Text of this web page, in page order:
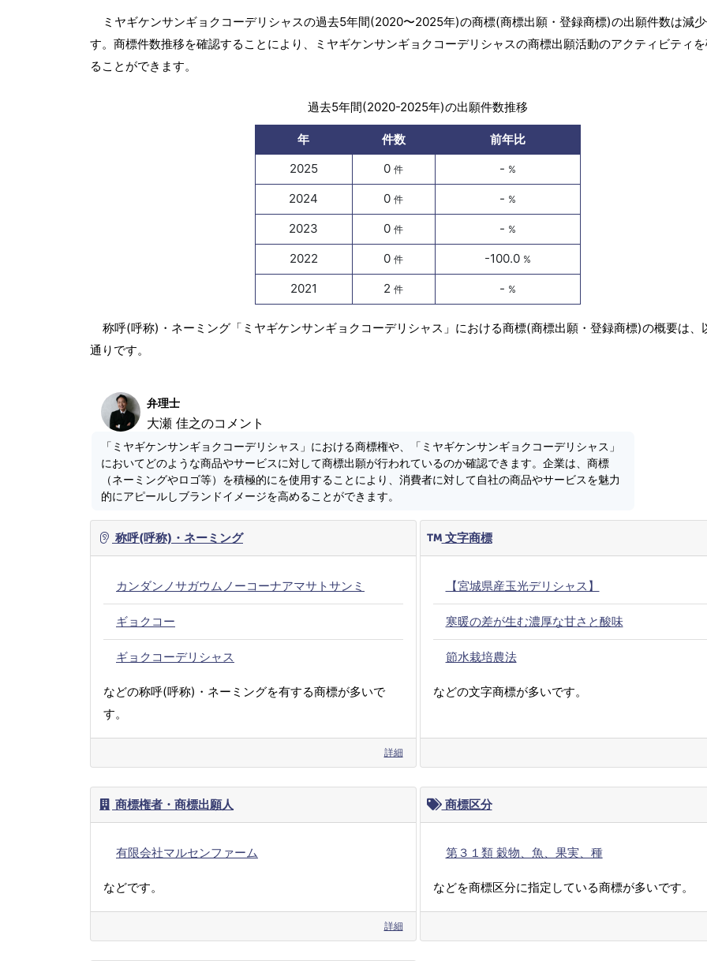
ミヤギケンサンギョクコーデリシャスの過去5年間(2020〜2025年)の商標(商標出願・登録商標)の出願件数は減
す。商標件数推移を確認することにより、ミヤギケンサンギョクコーデリシャスの商標出願活動のアクティビティ
ることができます。
過去5年間(2020-2025年)の出願件数推移
年 件数
前年比
2025
0件 - %
2024 0件 - %
2023 0件 - %
2022 0件 -100.0 %
2021 2件 - %
称呼(呼称)・ネーミング「ミヤギケンサンギョクコーデリシャス」における商標(商標出願・登録商標)の概要は、
通りです。
弁理士
大瀬 佳之のコメント
「ミヤギケンサンギョクコーデリシャス」における商標権や、「ミヤギケンサンギョクコーデリシャス」
においてどのような商品やサービスに対して商標出願が行われているのか確認できます。企業は、商標
（ネーミングやロゴ等）を積極的にを使用することにより、消費者に対して自社の商品やサービスを魅力
的にアピールしブランドイメージを高めることができます。
称呼(呼称)・ネーミング
カンダンノサガウムノーコーナアマサトサンミ
ギョクコー
ギョクコーデリシャス
などの称呼(呼称)・ネーミングを有する商標が多いで
す。
詳細
文字商標
【宮城県産玉光デリシャス】
寒暖の差が生む濃厚な甘さと酸味
節水栽培農法
などの文字商標が多いです。
商標権者・商標出願人
有限会社マルセンファーム
などです。
詳細
商標区分
第３１類 穀物、魚、果実、種
などを商標区分に指定している商標が多いです。